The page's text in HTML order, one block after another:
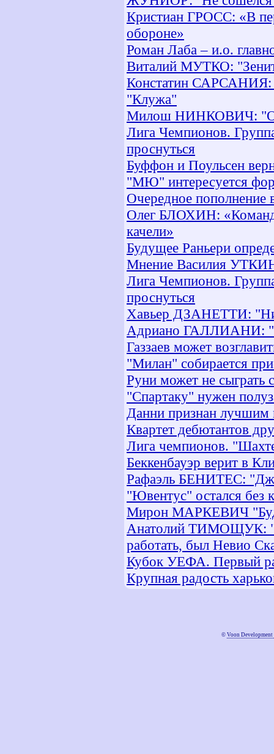
Кристиан ГРОСС: «В
обороне»
Роман Лаба – и.о.
Виталий МУТКО:
Констатин САРСАНИЯ:
"Клужа"
Милош НИНКОВИЧ:
Лига Чемпионов.
проснуться
Буффон и Поульсен
"МЮ" интересуется
Очередное
Олег БЛОХИН: «Команда
качели»
Будущее Раньери
Мнение Василия
Лига Чемпионов.
проснуться
Хавьер ДЗАНЕТТИ:
Адриано ГАЛЛИАНИ:
Газзаев может
"Милан" собирается
Руни может не сыграть
"Спартаку" нужен
Данни признан лучшим
Квартет дебютантов
Лига чемпионов.
Беккенбауэр верит в
Рафаэль БЕНИТЕС:
"Ювентус" остался без
Мирон МАРКЕВИЧ
Анатолий ТИМОЩУК:
работать, был Невио
Кубок УЕФА. Первый
Крупная радость
© Voon Development